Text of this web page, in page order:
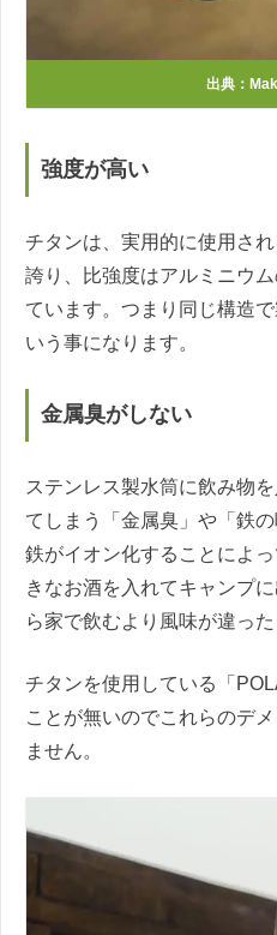
出典：
強度が高い
チタンは、実用的に使用さ
誇り、比強度はアルミニウ
ています。つまり同じ構造
いう事になります。
金属臭がしない
ステンレス製水筒に飲み物
てしまう「金属臭」や「鉄
鉄がイオン化することによ
きなお酒を入れてキャンプ
ら家で飲むより風味が違っ
チタンを使用している「
ことが無いのでこれらのデ
ません。